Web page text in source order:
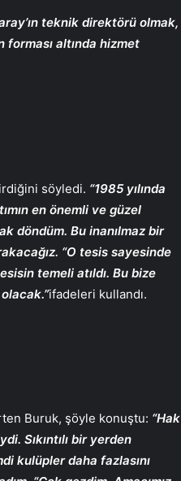
teknik direktörü olmak,
altında hizmet
söyledi. “1985 yılında
en önemli ve güzel
döndüm. Bu inanılmaz bir
“O tesis sayesinde
temeli atıldı. Bu bize
ifadeleri kullandı.
Buruk, şöyle konuştu: “Hak
Sıkıntılı bir yerden
kulüpler daha fazlasını